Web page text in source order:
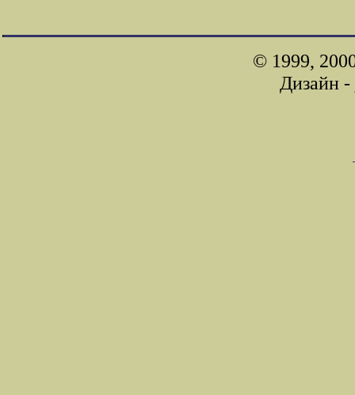
© 1999,
Дизайн -